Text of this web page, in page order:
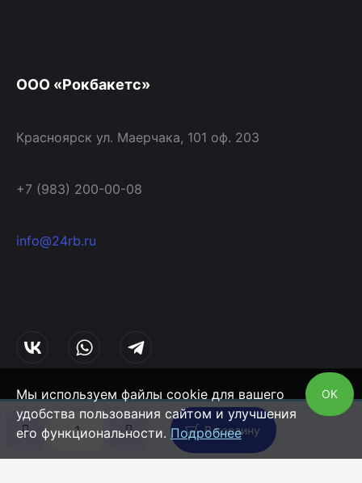
В корзину
ООО «Рокбакетс»
Красноярск ул. Маерчака, 101 оф. 203
+7 (983) 200-00-08
info@24rb.ru
© 2014 - 2026 | ООО «Рокбакетс»
Политика конфиденциальностиРазработка сайта
ОК
Мы используем файлы cookie для вашего
удобства пользования сайтом и улучшения
его функциональности. Подробнее